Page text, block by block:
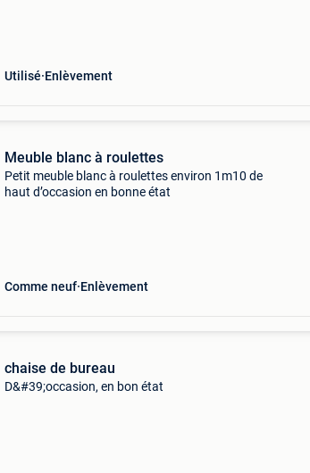
Utilisé Enlèvement
Meuble blanc à roulettes
Petit meuble blanc à roulettes environ 1m10 de
haut d’occasion en bonne état
Comme neuf Enlèvement
chaise de bureau
D&#39;occasion, en bon état